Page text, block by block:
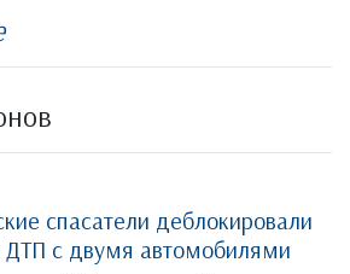
спасатели деблокировали
ДТП с двумя автомобилями